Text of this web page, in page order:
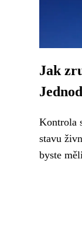
Jak
Kontrola
stavu
byste